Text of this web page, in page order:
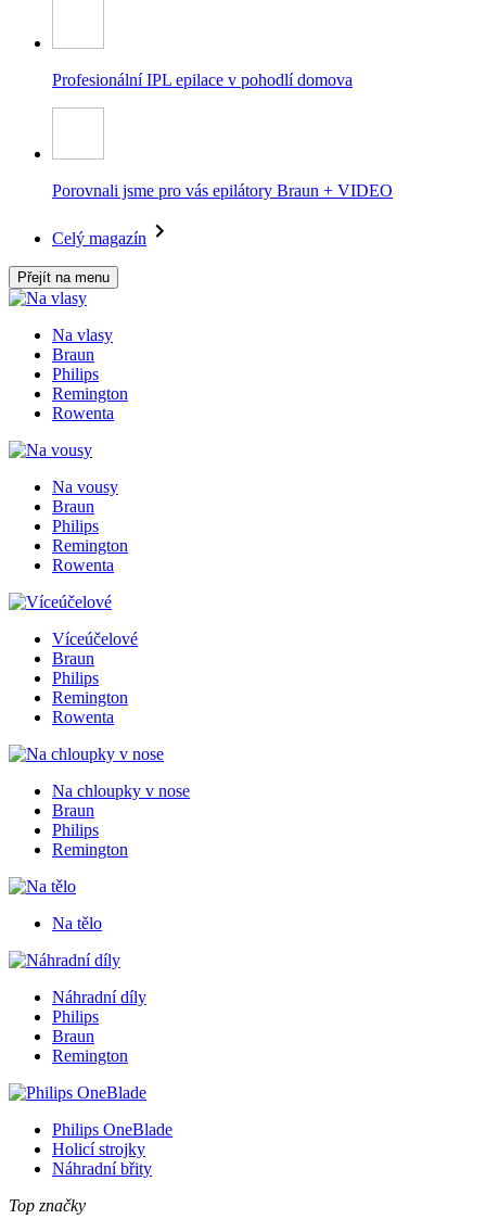
Profesionální IPL epilace v pohodlí domova
Porovnali jsme pro vás epilátory Braun + VIDEO
Celý magazín
Přejít na menu
Na vlasy
Braun
Philips
Remington
Rowenta
Na vousy
Braun
Philips
Remington
Rowenta
Víceúčelové
Braun
Philips
Remington
Rowenta
Na chloupky v nose
Braun
Philips
Remington
Na tělo
Náhradní díly
Philips
Braun
Remington
Philips OneBlade
Holicí strojky
Náhradní břity
Top značky